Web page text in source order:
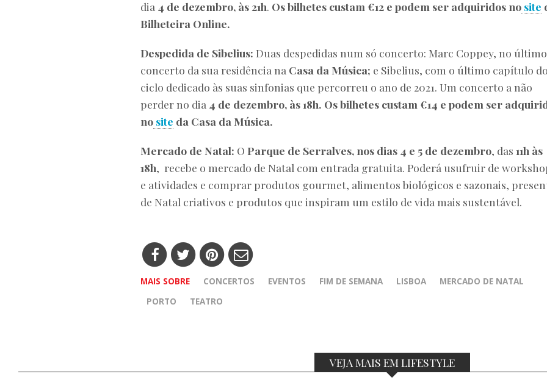
dia 4 de dezembro, às 21h. Os bilhetes custam €12 e podem ser adquiridos no site
Bilheteira Online.
Despedida de Sibelius: Duas despedidas num só concerto: Marc Coppey, no último
concerto da sua residência na Casa da Música; e Sibelius, com o último capítulo do
ciclo dedicado às suas sinfonias que percorreu o ano de 2021. Um concerto a não
perder no dia 4 de dezembro, às 18h. Os bilhetes custam €14 e podem ser
no site da Casa da Música.
Mercado de Natal: O Parque de Serralves, nos dias 4 e 5 de dezembro, das 11h às
18h, recebe o mercado de Natal com entrada gratuita. Poderá usufruir de
e atividades e comprar produtos gourmet, alimentos biológicos e sazonais,
de Natal criativos e produtos que inspiram um estilo de vida mais sustentável.
MAIS SOBRE CONCERTOS EVENTOS FIM DE SEMANA LISBOA
MERCADO DE NATAL
PORTO
TEATRO
VEJA MAIS EM LIFESTYLE